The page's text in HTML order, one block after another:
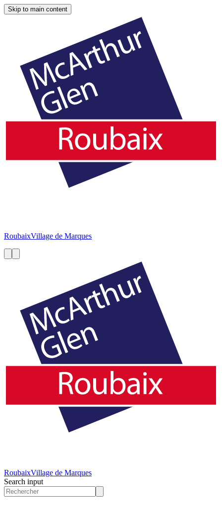
Skip to main content
RoubaixVillage de Marques
RoubaixVillage de Marques
Search input